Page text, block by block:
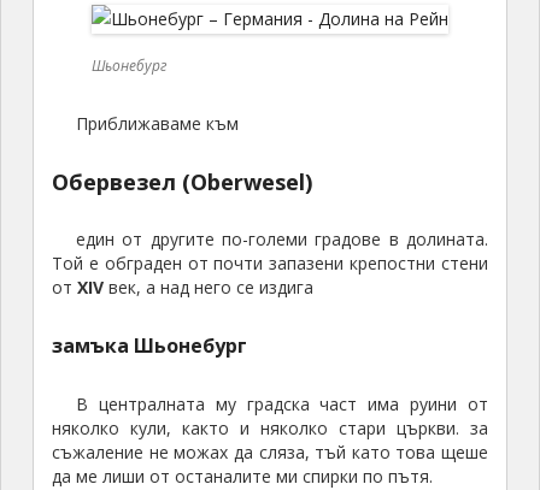
Шьонебург
Приближаваме към
Обервезел (Oberwesel)
един от другите по-големи градове в долината.
Той е обграден от почти запазени крепостни стени
от XIVвек, а над него се издига
замъка Шьонебург
В централната му градска част има руини от
няколко кули, както и няколко стари църкви. за
съжаление не можах да сляза, тъй като това щеше
да ме лиши от останалите ми спирки по пътя.